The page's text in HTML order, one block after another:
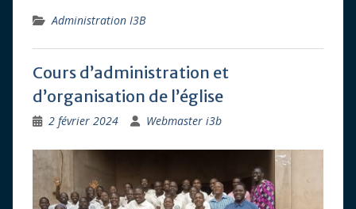
Administration I3B
Cours d’administration et
d’organisation de l’église
2 février 2024 Webmaster i3b